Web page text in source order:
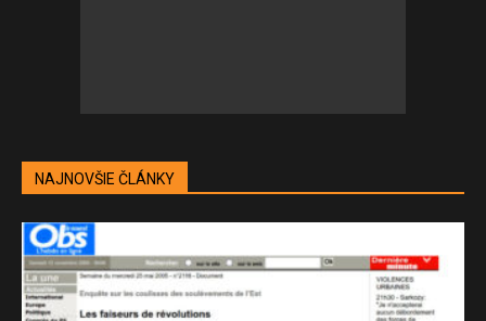
NAJNOVŠIE ČLÁNKY